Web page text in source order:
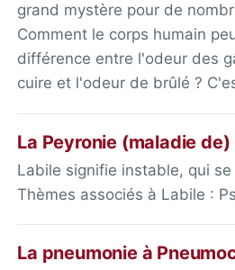
grand mystère pour de
Comment le corps humain
différence entre l'odeur des
cuire et l'odeur de brûlé ?
La Peyronie (maladie de)
Labile signifie instable, qui
Thèmes associés à Labile :
La pneumonie à